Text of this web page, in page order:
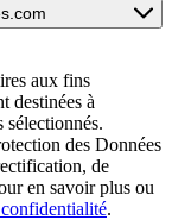
aux fins
destinées à
sélectionnés.
des Données
de
en savoir plus ou
.